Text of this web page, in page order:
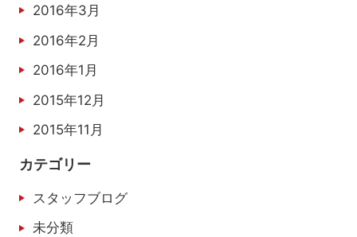
2016年3月
2016年2月
2016年1月
2015年12月
2015年11月
カテゴリー
スタッフブログ
未分類